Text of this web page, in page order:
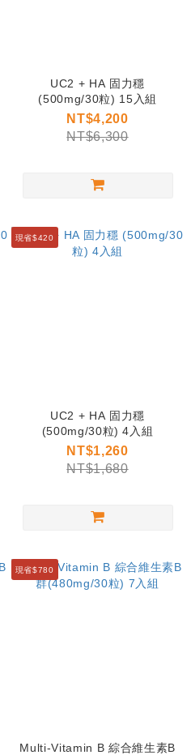
UC2 + HA 固力穩
(500mg/30粒) 15入組
NT$4,200
NT$6,300
現省$420
UC2 + HA 固力穩
(500mg/30粒) 4入組
NT$1,260
NT$1,680
現省$780
Multi-Vitamin B 綜合維生素B